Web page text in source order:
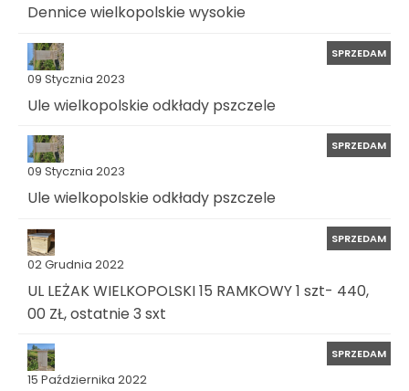
Dennice wielkopolskie wysokie
09 Stycznia 2023
SPRZEDAM
Ule wielkopolskie odkłady pszczele
09 Stycznia 2023
SPRZEDAM
Ule wielkopolskie odkłady pszczele
02 Grudnia 2022
SPRZEDAM
UL LEŻAK WIELKOPOLSKI 15 RAMKOWY 1 szt- 440,
00 ZŁ, ostatnie 3 sxt
15 Października 2022
SPRZEDAM